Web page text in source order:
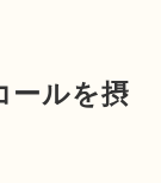
ールを摂